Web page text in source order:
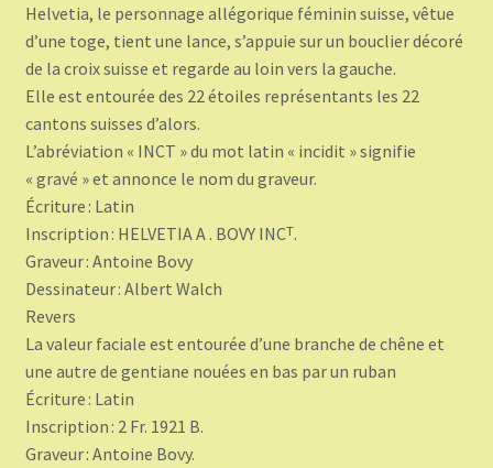
Helvetia, le personnage allégorique féminin suisse, vêtue
d’une toge, tient une lance, s’appuie sur un bouclier décoré
de la croix suisse et regarde au loin vers la gauche.
Elle est entourée des 22 étoiles représentants les 22
cantons suisses d’alors.
L’abréviation « INCT » du mot latin « incidit » signifie
« gravé » et annonce le nom du graveur.
Écriture : Latin
Inscription : HELVETIA A . BOVY INCᵀ.
Graveur : Antoine Bovy
Dessinateur : Albert Walch
Revers
La valeur faciale est entourée d’une branche de chêne et
une autre de gentiane nouées en bas par un ruban
Écriture : Latin
Inscription : 2 Fr. 1921 B.
Graveur : Antoine Bovy.